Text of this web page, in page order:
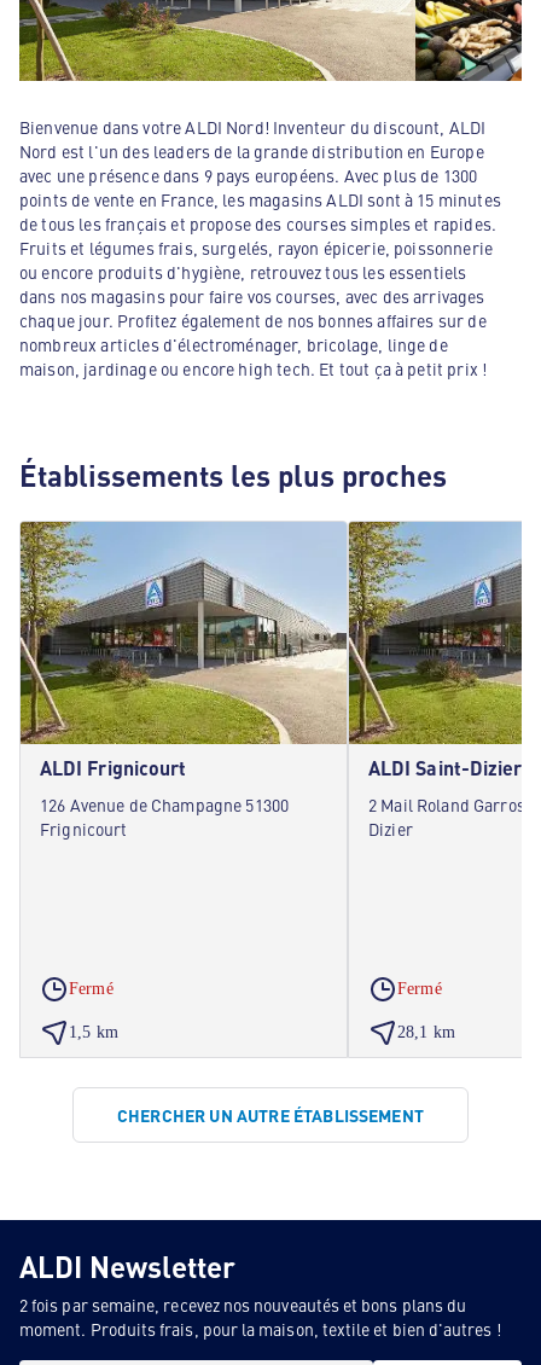
Bienvenue dans votre ALDI Nord! Inventeur du discount, ALDI
Nord est l'un des leaders de la grande distribution en Europe
avec une présence dans 9 pays européens. Avec plus de 1300
points de vente en France, les magasins ALDI sont à 15 minutes
de tous les français et propose des courses simples et rapides.
Fruits et légumes frais, surgelés, rayon épicerie, poissonnerie
ou encore produits d'hygiène, retrouvez tous les essentiels
dans nos magasins pour faire vos courses, avec des arrivages
chaque jour. Profitez également de nos bonnes affaires sur de
nombreux articles d'électroménager, bricolage, linge de
maison, jardinage ou encore high tech. Et tout ça à petit prix !
Établissements les plus proches
ALDI Frignicourt
126 Avenue de Champagne 51300
Frignicourt
Fermé
1,5 km
ALDI Saint-Dizier
2 Mail Roland Garros
Dizier
Fermé
28,1 km
CHERCHER UN AUTRE ÉTABLISSEMENT
ALDI Newsletter
2 fois par semaine, recevez nos nouveautés et bons plans du
moment. Produits frais, pour la maison, textile et bien d'autres !